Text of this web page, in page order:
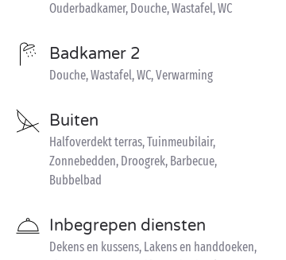
Ouderbadkamer, Douche, Wastafel, WC
Badkamer 2
Douche, Wastafel, WC, Verwarming
Buiten
Halfoverdekt terras, Tuinmeubilair,
Zonnebedden, Droogrek, Barbecue,
Bubbelbad
Inbegrepen diensten
Dekens en kussens, Lakens en handdoeken,